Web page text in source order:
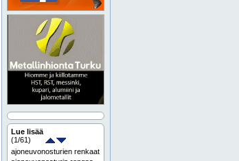
Lue lisää
(1/61)
ajoneuvonosturien renkaat